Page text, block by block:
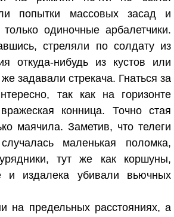
попытки массовых засад и
одиночные арбалетчики.
стреляли по солдату из
откуда-нибудь из кустов или
задавали стрекача. Гнаться за
так как на горизонте
конница. Точно стая
маячила. Заметив, что телеги
маленькая поломка,
тут же как коршуны,
и издалека убивали вьючных
на предельных расстояниях, а